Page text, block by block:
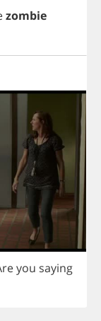
zombie
you saying